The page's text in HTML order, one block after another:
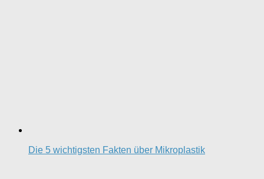
Die 5 wichtigsten Fakten über Mikroplastik